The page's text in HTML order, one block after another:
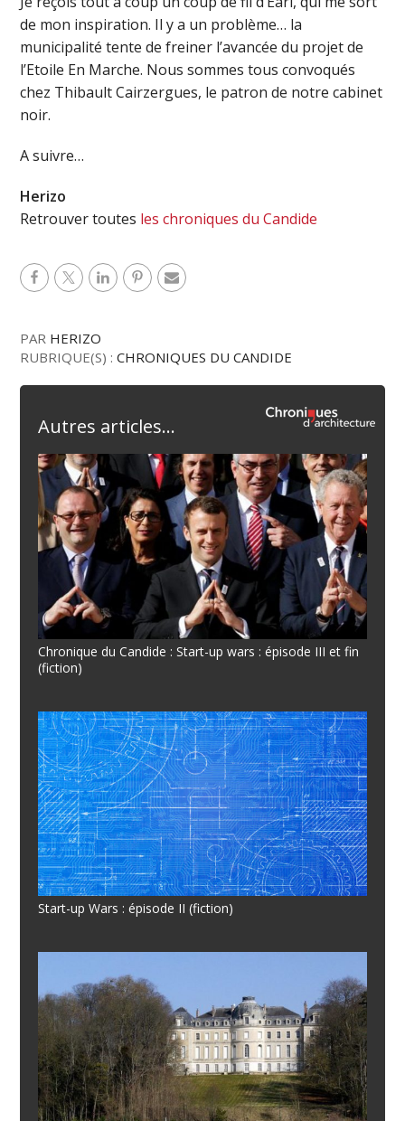
de mon inspiration. Il y a un problème… la
municipalité tente de freiner l’avancée du projet de
l’Etoile En Marche. Nous sommes tous convoqués
chez Thibault Cairzergues, le patron de notre cabinet
noir.
A suivre…
Herizo
Retrouver toutes les chroniques du Candide
PAR HERIZO
RUBRIQUE(S) :CHRONIQUES DU CANDIDE
Autres articles...
Chronique du Candide : Start-up wars : épisode III et fin
(fiction)
Start-up Wars : épisode II (fiction)